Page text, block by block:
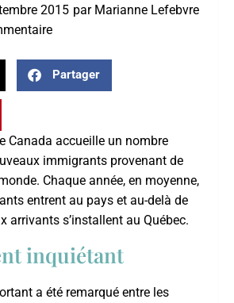
2015 par Marianne Lefebvre
Partager
Canada accueille un nombre
immigrants provenant de
Chaque année, en moyenne,
entrent au pays et au-delà de
arrivants s’installent au Québec.
inquiétant
a été remarqué entre les